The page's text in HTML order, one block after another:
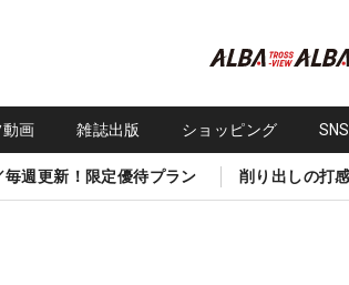
動画 雑誌出版 ショッピング
毎週更新！限定優待プラン 削り出しの打